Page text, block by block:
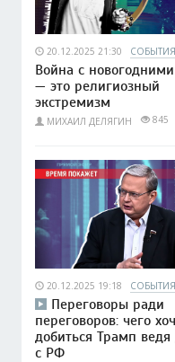
20.12.2025 21:30 СОБЫТИЯ
Война с
— это религиозный
экстремизм
МИХАИЛ ДЕЛЯГИН 845
20.12.2025 19:18 СОБЫТИЯ
Переговоры ради
переговоров: чего
добиться Трамп ведя
с РФ